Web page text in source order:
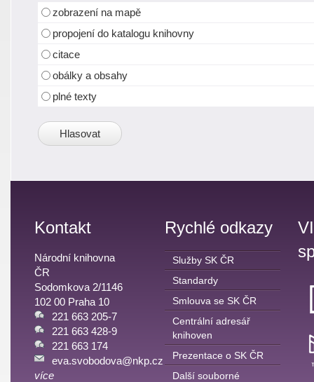
zobrazení na mapě
propojení do katalogu knihovny
citace
obálky a obsahy
plné texty
Kontakt
Národní knihovna
ČR
Sodomkova 2/1146
102 00 Praha 10
221 663 205-7
221 663 428-9
221 663 174
eva.svobodova@nkp.cz
více
Rychlé odkazy
Služby SK ČR
Standardy
Smlouva se SK ČR
Centrální adresář
knihoven
Prezentace o SK ČR
Další souborné